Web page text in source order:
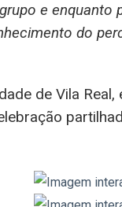
e enquanto
do
de Vila Real,